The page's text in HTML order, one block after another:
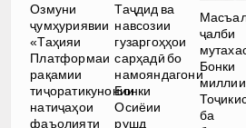
Озмуни
ҷумҳуриявии
«Таҳияи
Платформаи
рақамии
тиҷоратикунонии
натиҷаҳои
фаъолияти
Таҷдид ва
навсозии
гузаргоҳҳои
сарҳадӣ бо
намояндагони
Бонки
Осиёии
рушд
ҷалби
Бонки
миллии
ба